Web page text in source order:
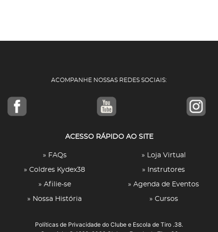
ACOMPANHE NOSSAS REDES SOCIAIS:
ACESSO RÁPIDO AO SITE
» FAQs
» Coldres Kydex38
» Afilie-se
» Nossa História
» Loja Virtual
» Instrutores
» Agenda de Eventos
» Cursos
Políticas de Privacidade do Clube e Escola de Tiro .38.